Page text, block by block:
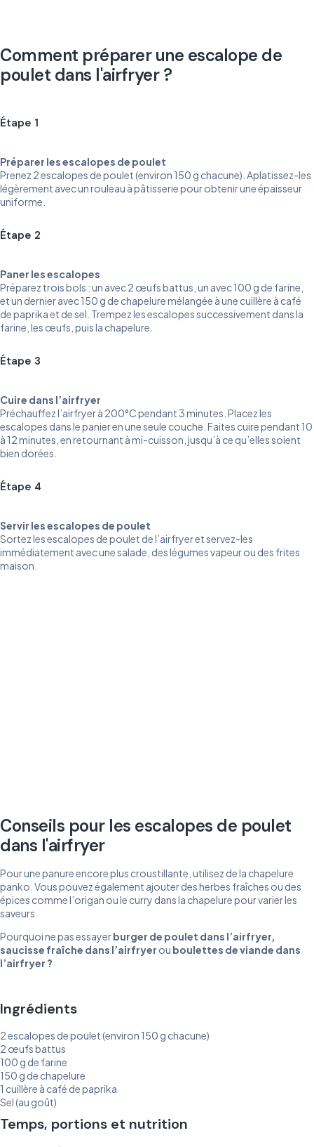
Comment préparer une escalope de
poulet dans l'airfryer ?
Étape 1
Préparer les escalopes de poulet
Prenez 2 escalopes de poulet (environ 150 g chacune). Aplatissez-les
légèrement avec un rouleau à pâtisserie pour obtenir une épaisseur
uniforme.
Étape 2
Paner les escalopes
Préparez trois bols : un avec 2 œufs battus, un avec 100 g de farine,
et un dernier avec 150 g de chapelure mélangée à une cuillère à café
de paprika et de sel. Trempez les escalopes successivement dans la
farine, les œufs, puis la chapelure.
Étape 3
Cuire dans l’airfryer
Préchauffez l’airfryer à 200°C pendant 3 minutes. Placez les
escalopes dans le panier en une seule couche. Faites cuire pendant 10
à 12 minutes, en retournant à mi-cuisson, jusqu’à ce qu’elles soient
bien dorées.
Étape 4
Servir les escalopes de poulet
Sortez les escalopes de poulet de l’airfryer et servez-les
immédiatement avec une salade, des légumes vapeur ou des frites
maison.
Conseils pour les escalopes de poulet
dans l'airfryer
Pour une panure encore plus croustillante, utilisez de la chapelure
panko. Vous pouvez également ajouter des herbes fraîches ou des
épices comme l’origan ou le curry dans la chapelure pour varier les
saveurs.
Pourquoi ne pas essayerburger de poulet dans l’airfryer,
saucisse fraîche dans l’airfryer ou boulettes deviande dans
l’airfryer ?
Ingrédients
2 escalopes de poulet (environ 150 g chacune)
2 œufs battus
100 g de farine
150 g de chapelure
1 cuillère à café de paprika
Sel (au goût)
Temps, portions et nutrition